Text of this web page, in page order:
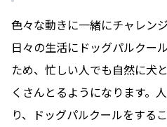
色々な動きに一緒にチャレン
日々の生活にドッグパルクー
ため、忙しい人でも自然に犬
くさんとるようになります。
り、ドッグパルクールをするこ